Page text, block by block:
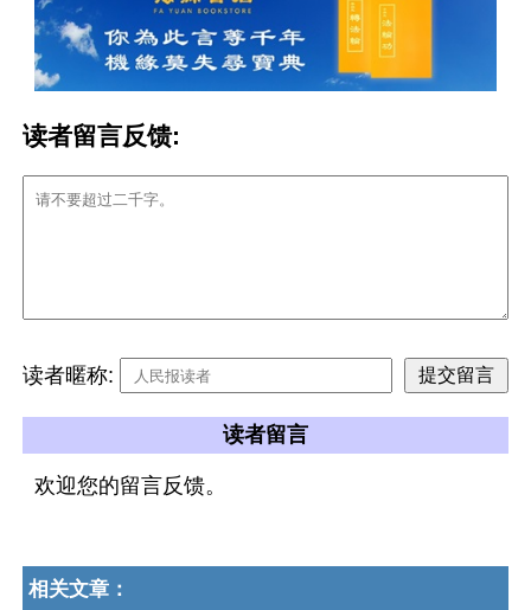
读者留言反馈:
读者暱称:
读者留言
欢迎您的留言反馈。
相关文章：